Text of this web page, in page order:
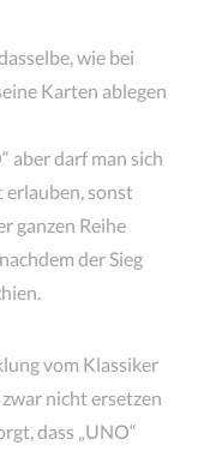
wie bei
Karten ablegen
aber darf man sich
erlauben, sonst
ganzen Reihe
der Sieg
vom Klassiker
nicht ersetzen
dass „UNO“